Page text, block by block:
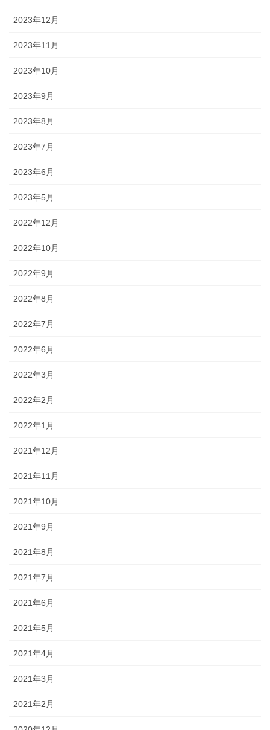
2023年12月
2023年11月
2023年10月
2023年9月
2023年8月
2023年7月
2023年6月
2023年5月
2022年12月
2022年10月
2022年9月
2022年8月
2022年7月
2022年6月
2022年3月
2022年2月
2022年1月
2021年12月
2021年11月
2021年10月
2021年9月
2021年8月
2021年7月
2021年6月
2021年5月
2021年4月
2021年3月
2021年2月